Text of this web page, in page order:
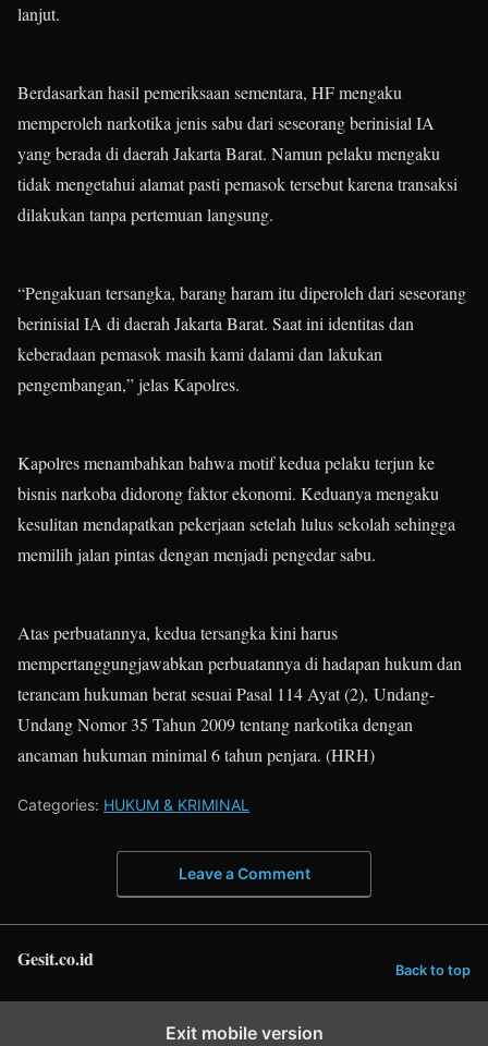
lanjut.
Berdasarkan hasil pemeriksaan sementara, HF mengaku
memperoleh narkotika jenis sabu dari seseorang berinisial IA
yang berada di daerah Jakarta Barat. Namun pelaku mengaku
tidak mengetahui alamat pasti pemasok tersebut karena transaksi
dilakukan tanpa pertemuan langsung.
“Pengakuan tersangka, barang haram itu diperoleh dari seseorang
berinisial IA di daerah Jakarta Barat. Saat ini identitas dan
keberadaan pemasok masih kami dalami dan lakukan
pengembangan,” jelas Kapolres.
Kapolres menambahkan bahwa motif kedua pelaku terjun ke
bisnis narkoba didorong faktor ekonomi. Keduanya mengaku
kesulitan mendapatkan pekerjaan setelah lulus sekolah sehingga
memilih jalan pintas dengan menjadi pengedar sabu.
Atas perbuatannya, kedua tersangka kini harus
mempertanggungjawabkan perbuatannya di hadapan hukum dan
terancam hukuman berat sesuai Pasal 114 Ayat (2), Undang-
Undang Nomor 35 Tahun 2009 tentang narkotika dengan
ancaman hukuman minimal 6 tahun penjara. (HRH)
Categories: HUKUM & KRIMINAL
Leave a Comment
Gesit.co.id Back to top
Exit mobile version